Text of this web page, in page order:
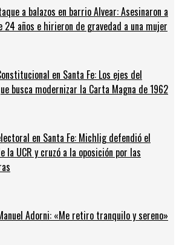
a balazos en barrio Alvear: Asesinaron a
24 años e hirieron de gravedad a una mujer
en Santa Fe: Los ejes del
busca modernizar la Carta Magna de 1962
en Santa Fe: Michlig defendió el
la UCR y cruzó a la oposición por las
Adorni: «Me retiro tranquilo y sereno»